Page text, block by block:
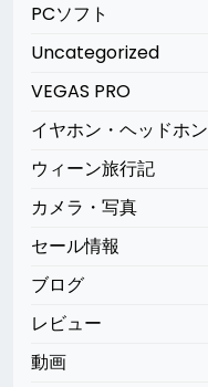
PCソフト
Uncategorized
VEGAS PRO
イヤホン・ヘッドホン
ウィーン旅行記
カメラ・写真
セール情報
ブログ
レビュー
動画